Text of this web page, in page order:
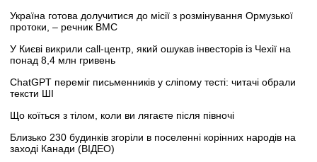
Україна готова долучитися до місії з розмінування Ормузької
протоки, – речник ВМС
У Києві викрили call-центр, який ошукав інвесторів із Чехії на
понад 8,4 млн гривень
ChatGPT переміг письменників у сліпому тесті: читачі обрали
тексти ШІ
Що коїться з тілом, коли ви лягаєте після півночі
Близько 230 будинків згоріли в поселенні корінних народів на
заході Канади (ВІДЕО)